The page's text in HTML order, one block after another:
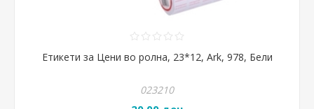
Етикети за Цени во ролна, 23*12, Ark, 978, Бели
023210